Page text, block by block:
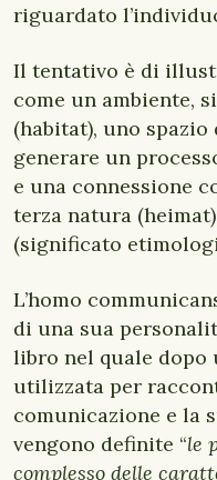
riguardato
Il tentativo è di
come un ambiente,
(habitat), uno
generare un
e una connessione
terza natura
(significato
L’homo
di una sua
libro nel quale dopo
utilizzata per
comunicazione e la
vengono definite “le
complesso delle